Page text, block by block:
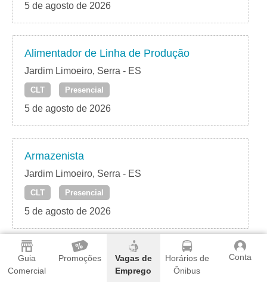
Guia
Comercial
Promoções
Vagas de
Emprego
Horários de
Ônibus
Conta
5 de agosto de 2026
Alimentador de Linha de Produção
Jardim Limoeiro, Serra - ES
CLT Presencial
5 de agosto de 2026
Armazenista
Jardim Limoeiro, Serra - ES
CLT Presencial
5 de agosto de 2026
Auxiliar de Vendas
Jardim Limoeiro, Serra - ES